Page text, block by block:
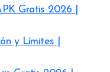
Gratis 2026 |
y Límites |